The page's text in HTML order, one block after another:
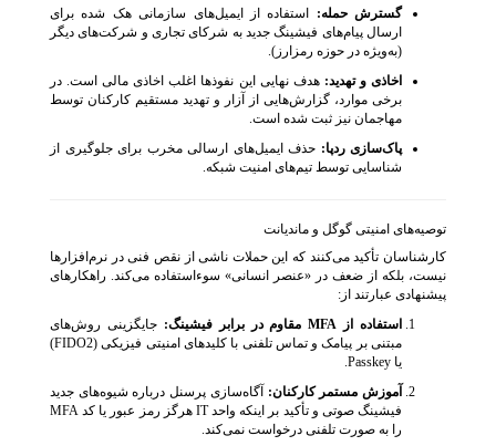
گسترش حمله: استفاده از ایمیل‌های سازمانی هک شده برای
ارسال پیام‌های فیشینگ جدید به شرکای تجاری و شرکت‌های دیگر
(به‌ویژه در حوزه رمزارز).
اخاذی و تهدید: هدف نهایی این نفوذها اغلب اخاذی مالی است. در
برخی موارد، گزارش‌هایی از آزار و تهدید مستقیم کارکنان توسط
مهاجمان نیز ثبت شده است.
پاک‌سازی ردپا: حذف ایمیل‌های ارسالی مخرب برای جلوگیری از
شناسایی توسط تیم‌های امنیت شبکه.
توصیه‌های امنیتی گوگل و ماندیانت
کارشناسان تأکید می‌کنند که این حملات ناشی از نقص فنی در نرم‌افزارها
نیست، بلکه از ضعف در «عنصر انسانی» سوءاستفاده می‌کند. راهکارهای
پیشنهادی عبارتند از:
استفاده از MFA مقاوم در برابر فیشینگ:
جایگزینی روش‌های
مبتنی بر پیامک و تماس تلفنی با کلیدهای امنیتی فیزیکی (FIDO2)
یا Passkey.
آموزش مستمر کارکنان: آگاه‌سازی پرسنل درباره شیوه‌های جدید
فیشینگ صوتی و تأکید بر اینکه واحد IT هرگز رمز عبور یا کد MFA
را به صورت تلفنی درخواست نمی‌کند.